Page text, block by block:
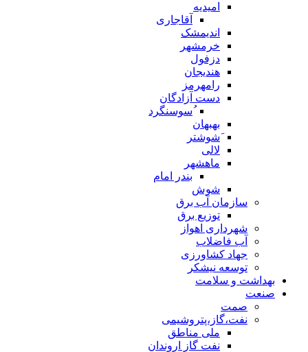
امیدیه
آقاجاری
اندیمشک
خرمشهر
دزفول
هندیجان
رامهرمز
دست آزادگان
ُسوسنگرد
بهبهان
َشوشتر
لالی
ماهشهر
بندر امام
شوش
سازمان آب برق
توزیع برق
شهرداری اهواز
آب فاضلاب
جهاد کشاورزی
توسعه نیشکر
بهداشت و سلامت
صنعت
صمت
نفت،گاز،پتروشیمی
ملی مناطق
نفت گاز اروندان